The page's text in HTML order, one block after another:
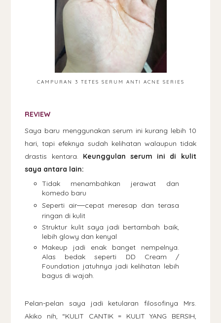
CAMPURAN 3 TETES SERUM ANTI ACNE SERIES
REVIEW
Saya baru menggunakan serum ini kurang lebih 10
hari, tapi efeknya sudah kelihatan walaupun tidak
drastis kentara. Keunggulan serum ini di kulit
saya antara lain:
Tidak menambahkan jerawat dan
komedo baru
Seperti air—cepat meresap dan terasa
ringan di kulit
Struktur kulit saya jadi bertambah baik,
lebih glowy dan kenyal
Makeup jadi enak banget nempelnya.
Alas bedak seperti DD Cream /
Foundation jatuhnya jadi kelihatan lebih
bagus di wajah.
Pelan-pelan saya jadi ketularan filosofinya Mrs.
Akiko nih, “KULIT CANTIK = KULIT YANG BERSIH,